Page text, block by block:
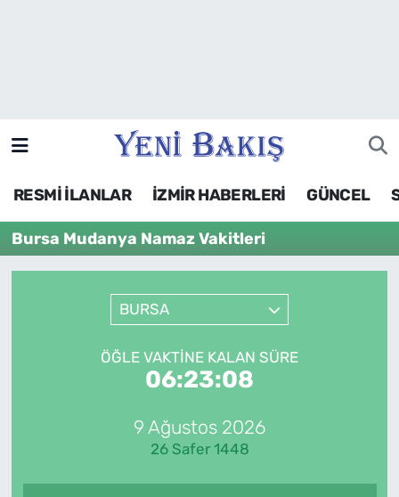
RESMİ İLANLAR İZMİR HABERLERİ GÜNCEL
Bursa Mudanya Namaz Vakitleri
BURSA
ÖĞLE VAKTINE KALAN SÜRE
06:23:08
9 Ağustos 2026
26 Safer 1448
Siyaset
Asayiş / Polis-Adliye